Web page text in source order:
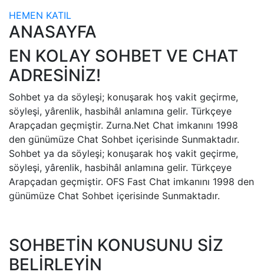
HEMEN KATIL
ANASAYFA
EN KOLAY SOHBET VE CHAT
ADRESİNİZ!
Sohbet ya da söyleşi; konuşarak hoş vakit geçirme,
söyleşi, yârenlik, hasbihâl anlamına gelir. Türkçeye
Arapçadan geçmiştir. Zurna.Net Chat imkanını 1998
den günümüze Chat Sohbet içerisinde Sunmaktadır.
Sohbet ya da söyleşi; konuşarak hoş vakit geçirme,
söyleşi, yârenlik, hasbihâl anlamına gelir. Türkçeye
Arapçadan geçmiştir. OFS Fast Chat imkanını 1998 den
günümüze Chat Sohbet içerisinde Sunmaktadır.
SOHBETİN KONUSUNU SİZ
BELİRLEYİN